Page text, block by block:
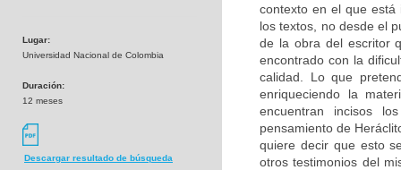
Lugar:
Universidad Nacional de Colombia
Duración:
12 meses
Descargar resultado de búsqueda
contexto en el que está
los textos, no desde el
de la obra del escritor
encontrado con la
calidad. Lo que
enriqueciendo la
encuentran incisos
pensamiento de
quiere decir que esto
otros testimonios del